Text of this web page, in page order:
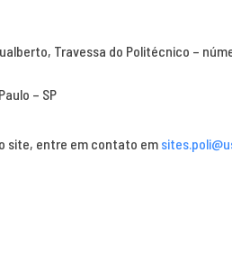
Travessa do Politécnico –
– SP
site, entre em contato em